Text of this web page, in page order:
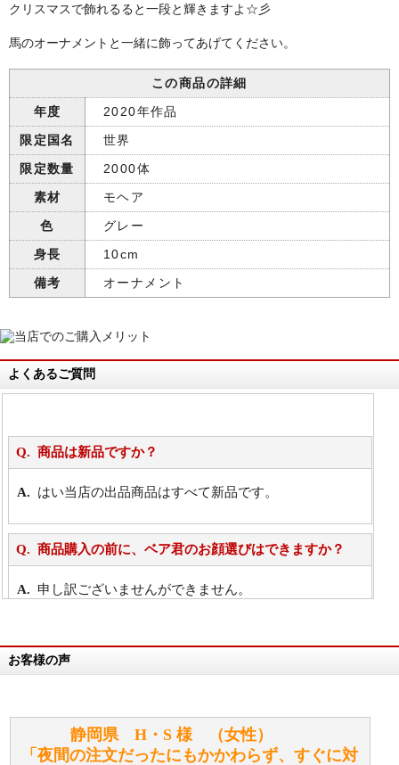
クリスマスで飾れるると一段と輝きますよ☆彡
馬のオーナメントと一緒に飾ってあげてください。
この商品の詳細
年度
2020年作品
限定国名
世界
限定数量
2000体
素材
モヘア
色
グレー
身長
10cm
備考
オーナメント
よくあるご質問
商品は新品ですか？
はい当店の出品商品はすべて新品です。
商品購入の前に、ベア君のお顔選びはできますか？
申し訳ございませんができません。
万が一欲しい商品が見つからない場合は、探して取り
お任せください！それは当店が謡っています「おも
てなしの心」で対応させていただきます。
お客様の声
静岡県 H・S 様 （女性）
「夜間の注文だったにもかかわらず、すぐに対